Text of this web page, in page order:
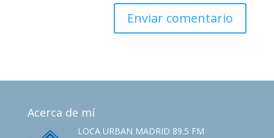
Acerca de mí
LOCA URBAN MADRID 89.5 FM